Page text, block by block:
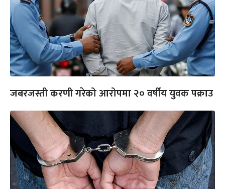
जबरजस्ती करणी गरेको आरोपमा २० वर्षीय युवक पक्राउ